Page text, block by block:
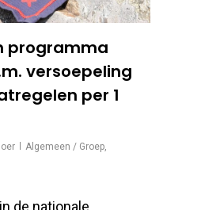
programma
versoepeling
per 1
Algemeen / Groep
de nationale